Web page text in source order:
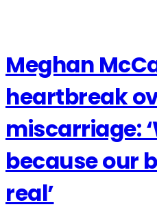
Meghan
heartbreak
miscarriage:
because our
real’